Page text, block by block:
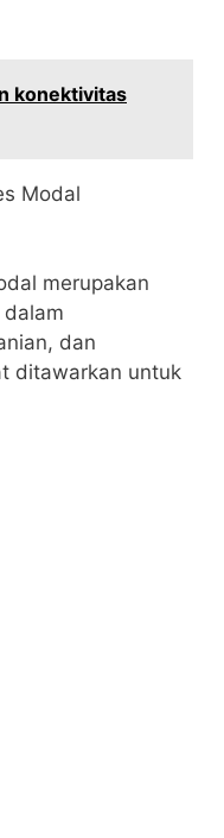
konektivitas
Modal
merupakan
dan
ditawarkan untuk